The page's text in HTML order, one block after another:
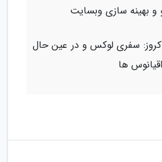
بهینه سازی وبسایت
سفری لوکس و در عین حال
ها